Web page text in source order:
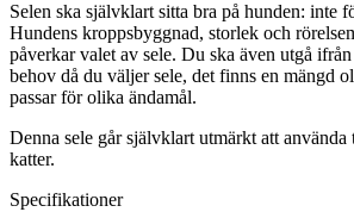
Selen ska självklart sitta bra på hunden: inte
Hundens kroppsbyggnad, storlek och
påverkar valet av sele. Du ska även utgå
behov då du väljer sele, det finns en mängd
passar för olika ändamål.
Denna sele går självklart utmärkt att
katter.
Specifikationer